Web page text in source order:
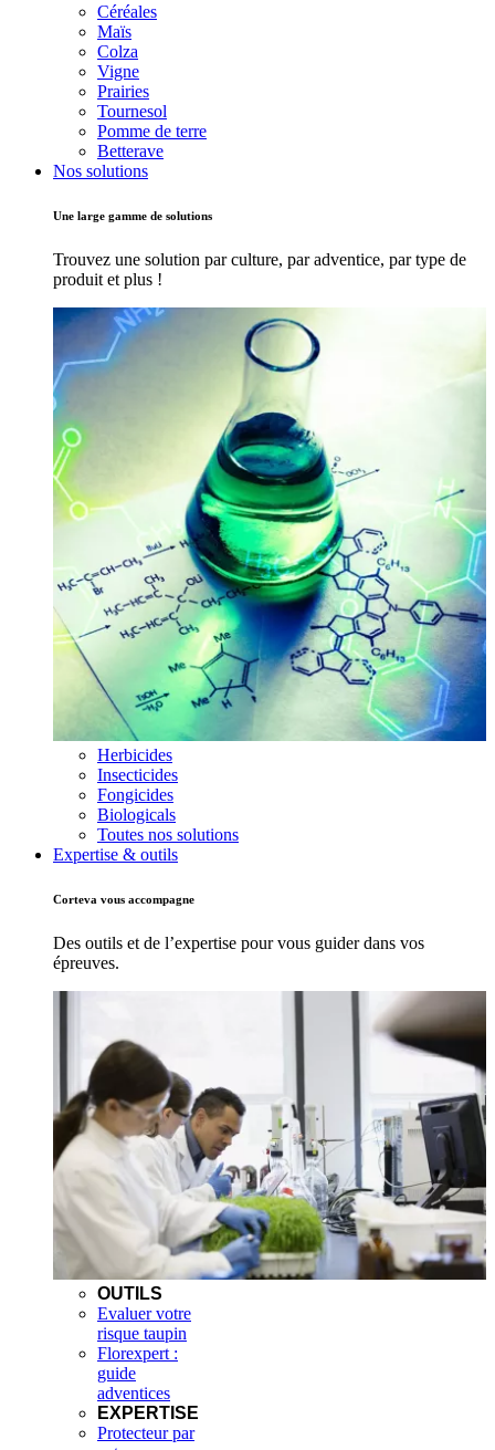
Céréales
Maïs
Colza
Vigne
Prairies
Tournesol
Pomme de terre
Betterave
Nos solutions
Une large gamme de solutions
Trouvez une solution par culture, par adventice, par type de
produit et plus !
Herbicides
Insecticides
Fongicides
Biologicals
Toutes nos solutions
Expertise & outils
Corteva vous accompagne
Des outils et de l’expertise pour vous guider dans vos
épreuves.
OUTILS
Evaluer votre
risque taupin
Florexpert :
guide
adventices
EXPERTISE
Protecteur par